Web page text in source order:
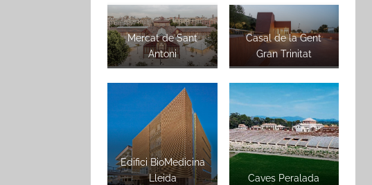
Mercat de Sant
Antoni
Casal de la Gent
Gran Trinitat
Edifici BioMedicina
Lleida
Caves Peralada